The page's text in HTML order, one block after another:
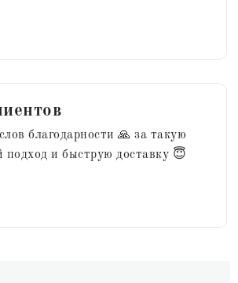
благодарности 🙏 за такую
подход и быструю доставку 😇